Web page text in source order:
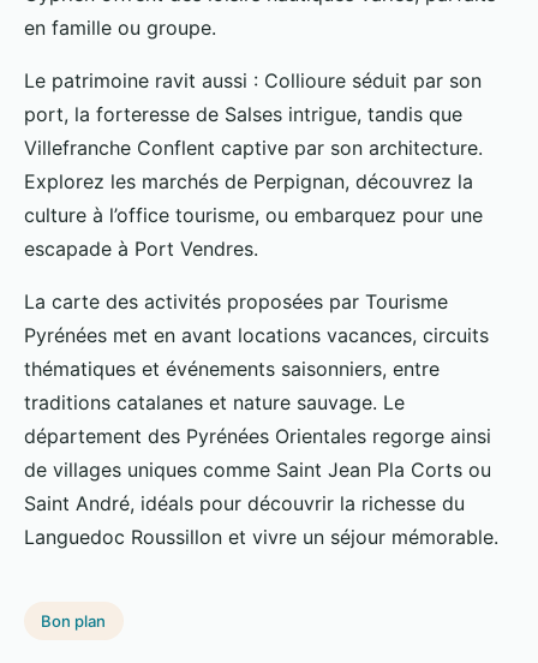
en famille ou groupe.
Le patrimoine ravit aussi : Collioure séduit par son
port, la forteresse de Salses intrigue, tandis que
Villefranche Conflent captive par son architecture.
Explorez les marchés de Perpignan, découvrez la
culture à l’office tourisme, ou embarquez pour une
escapade à Port Vendres.
La carte des activités proposées par Tourisme
Pyrénées met en avant locations vacances, circuits
thématiques et événements saisonniers, entre
traditions catalanes et nature sauvage. Le
département des Pyrénées Orientales regorge ainsi
de villages uniques comme Saint Jean Pla Corts ou
Saint André, idéals pour découvrir la richesse du
Languedoc Roussillon et vivre un séjour mémorable.
Bon plan